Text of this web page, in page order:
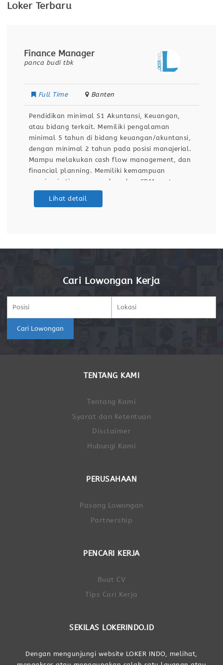
Loker Terbaru
Finance Manager
panca budi tbk
Full Time Banten
Pendidikan minimal S1 Akuntansi, Keuangan,
atau bidang terkait. Memiliki pengalaman
minimal 5 tahun di bidang keuangan/akuntansi,
dengan minimal 2 tahun pada posisi manajerial.
Mampu melakukan cash flow management, dan
financial planning. Memiliki kemampuan
memimpin tim, mengembangkan SDM, serta
melakukan evaluasi kinerja. Menguasai Microsoft
Lihat detail
Cari Lowongan Kerja
Cari Lowongan
TENTANG KAMI
Tentang Kami
Syarat dan Ketentuan
Disclaimer
Hubungi Kami
PERUSAHAAN
Pasang Lowongan
Partnership
PENCARI KERJA
Buat CV
Tips Cari Kerja
SEKILAS LOKERINDO.ID
Dengan mengunjungi website LOKER INDO, melihat,